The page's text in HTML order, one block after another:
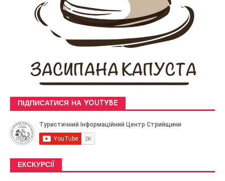
ПІДПИСАТИСЯ НА YOUTYBE
ЕКСКУРСІЇ